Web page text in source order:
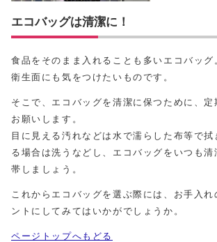
エコバッグは清潔に！
食品をそのまま入れることも多いエコバッグ
衛生面にも気をつけたいものです。
そこで、エコバッグを清潔に保つために、定
お願いします。
目に見える汚れなどは水で濡らした布等で拭
る場合は洗うなどし、エコバッグをいつも清
帯しましょう。
これからエコバッグを選ぶ際には、お手入れ
ントにしてみてはいかがでしょうか。
ページトップへもどる